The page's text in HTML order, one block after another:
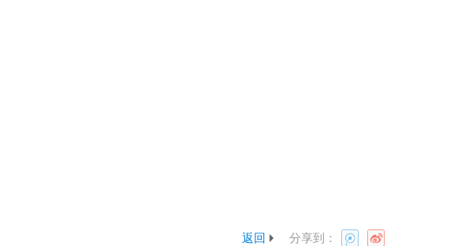
返回 分享到：